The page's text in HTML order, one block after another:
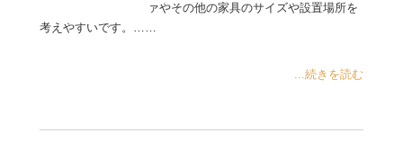
ァやその他の家具のサイズや設置場所を
考えやすいです。……
...続きを読む